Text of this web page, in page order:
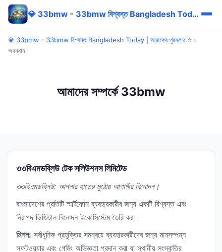
💎 33bmw - 33bmw বিশ্বস্ত Bangladesh Today | আজকের পুরস্কার ⭐
💎 33bmw - 33bmw বিশ্বস্ত Bangladesh Today | আজকের পুরস্কার ⭐ ›
অবস্থান
আমাদের সম্পর্কে 33bmw
৩৩বিএমডব্লিউ টেক সলিউশনস লিমিটেড
৩৩বিএমডব্লিউ: আপনার হাতের মুঠোয় আগামীর বিনোদন।
বাংলাদেশের প্রতিটি স্মার্টফোন ব্যবহারকারীর জন্য একটি বিশ্বস্ত এবং
নিরাপদ ডিজিটাল বিনোদন ইকোসিস্টেম তৈরি করা।
মিশন: সর্বাধুনিক প্রযুক্তির সমন্বয়ে ব্যবহারকারীদের জন্য মানসম্পন্ন
সফটওয়্যার এবং গেমিং অভিজ্ঞতা প্রদান করা যা স্থানীয় সংস্কৃতির